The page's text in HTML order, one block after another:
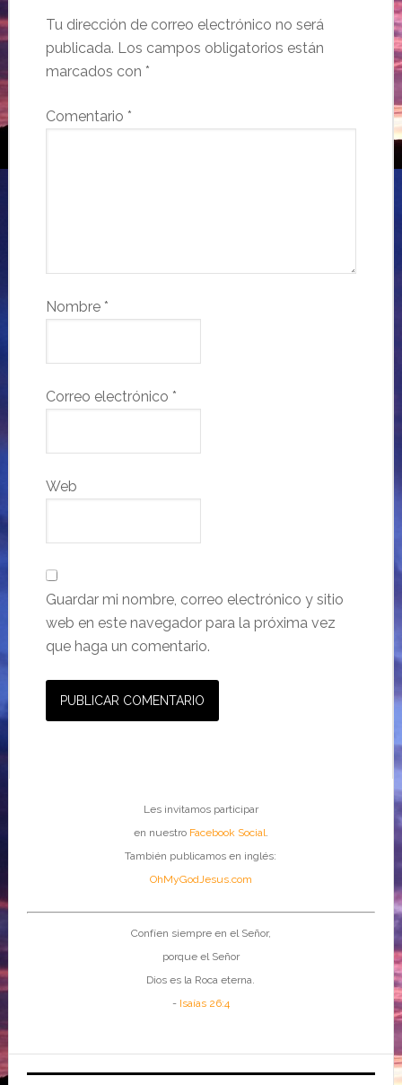
Tu dirección de correo electrónico no será
publicada. Los campos obligatorios están
marcados con *
Comentario *
Nombre *
Correo electrónico *
Web
Guardar mi nombre, correo electrónico y sitio
web en este navegador para la próxima vez
que haga un comentario.
Les invitamos participar
en nuestro Facebook Social.
También publicamos en inglés:
OhMyGodJesus.com
Confíen siempre en el Señor,
porque el Señor
Dios es la Roca eterna.
- Isaías 26:4